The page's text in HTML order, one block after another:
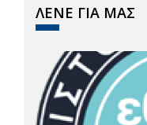
ΛΕΝΕ ΓΙΑ ΜΑΣ